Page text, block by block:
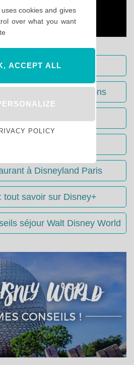
guide complet
: toutes les informations
: informations
Paris
à Disneyland Paris
tout savoir sur Disney+
séjour Walt Disney World
cookies and gives
over what you want
ACCEPT ALL
POLICY